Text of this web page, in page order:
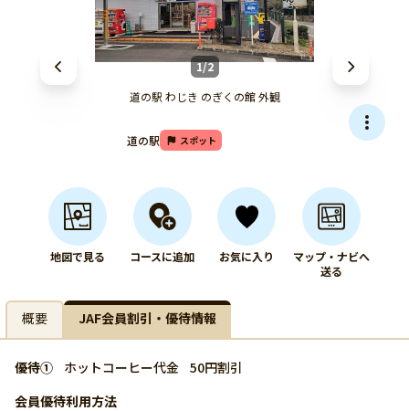
1/2
道の駅 わじき のぎくの館 外観
道の駅 スポット
地図で見る コースに追加 お気に入り
マップ・ナビへ
送る
概要 JAF会員割引・優待情報
優待① ホットコーヒー代金 50円割引
会員優待利用方法